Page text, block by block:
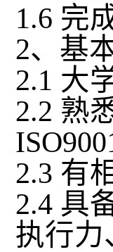
1.6 完
2、基
2.1 大
2.2 熟
2.3 有
2.4 具
执行力